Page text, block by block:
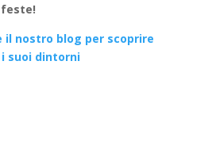
feste!
il nostro blog per scoprire
suoi dintorni